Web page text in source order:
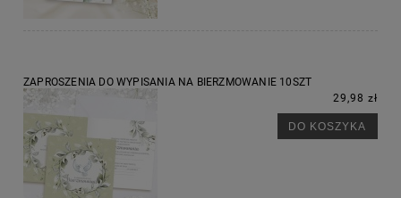
ZAPROSZENIA DO WYPISANIA NA BIERZMOWANIE 10SZT
29,98 zł
DO KOSZYKA